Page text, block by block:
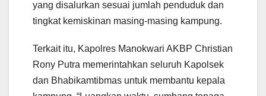
yang disalurkan sesuai jumlah penduduk dan
tingkat kemiskinan masing-masing kampung.
Terkait itu, Kapolres Manokwari AKBP Christian
Rony Putra memerintahkan seluruh Kapolsek
dan Bhabikamtibmas untuk membantu kepala